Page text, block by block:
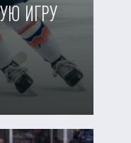
ИГРУ